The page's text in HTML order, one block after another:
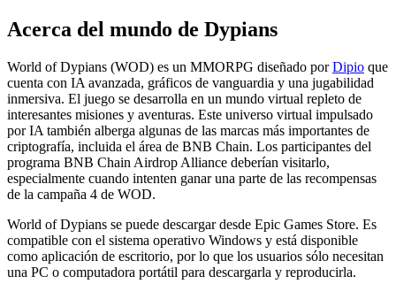
Acerca del mundo de Dypians
World of Dypians (WOD) es un MMORPG diseñado por Dipio que
cuenta con IA avanzada, gráficos de vanguardia y una jugabilidad
inmersiva. El juego se desarrolla en un mundo virtual repleto de
interesantes misiones y aventuras. Este universo virtual impulsado
por IA también alberga algunas de las marcas más importantes de
criptografía, incluida el área de BNB Chain. Los participantes del
programa BNB Chain Airdrop Alliance deberían visitarlo,
especialmente cuando intenten ganar una parte de las recompensas
de la campaña 4 de WOD.
World of Dypians se puede descargar desde Epic Games Store. Es
compatible con el sistema operativo Windows y está disponible
como aplicación de escritorio, por lo que los usuarios sólo necesitan
una PC o computadora portátil para descargarla y reproducirla.